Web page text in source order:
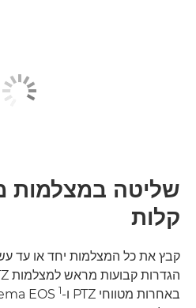
שליטה במצלמות
קלות
קבץ את כל המצלמות יחד או עד
באחרות מטווחי PTZ ו-Cinema EOS
1